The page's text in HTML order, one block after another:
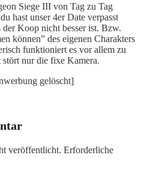
Siege III von Tag zu Tag
hast unser 4er Date verpasst
der Koop nicht besser ist. Bzw.
können” des eigenen Charakters
funktioniert es vor allem zu
nur die fixe Kamera.
gelöscht]
veröffentlicht. Erforderliche